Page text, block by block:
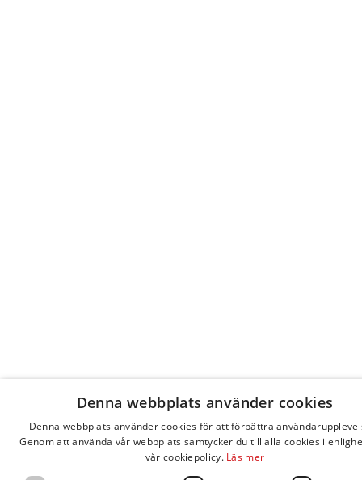
Denna webbplats använder cookies
Denna webbplats använder cookies för att förbättra
Genom att använda vår webbplats samtycker du till alla cookies i
vår cookiepolicy. Läs mer